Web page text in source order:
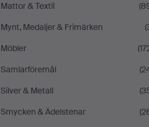
Mattor & Textil
Mynt, Medaljer & Frimärken
Möbler
Samlarföremål
Silver & Metall
Smycken & Ädelstenar